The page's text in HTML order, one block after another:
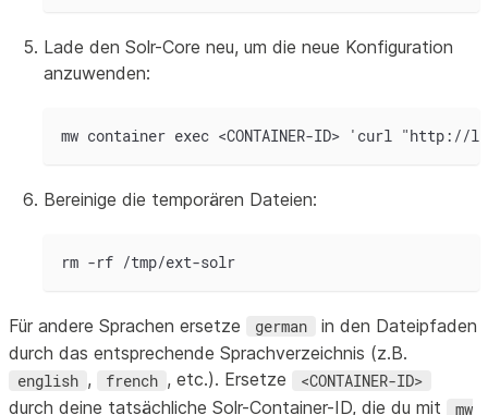
Lade den Solr-Core neu, um die neue Konfiguration
anzuwenden:
mw container exec <CONTAINER-ID> 'curl "http://
Bereinige die temporären Dateien:
rm -rf /tmp/ext-solr
Für andere Sprachen ersetze german
in den Dateipfaden
durch das entsprechende Sprachverzeichnis (z.B.
english , french , etc.). Ersetze <CONTAINER-ID>
durch deine tatsächliche Solr-Container-ID, die du mit mw